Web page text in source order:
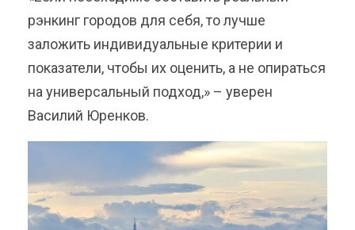
рэнкинг городов для себя, то лучше
заложить индивидуальные критерии и
показатели, чтобы их оценить, а не опираться
на универсальный подход,» – уверен
Василий Юренков.